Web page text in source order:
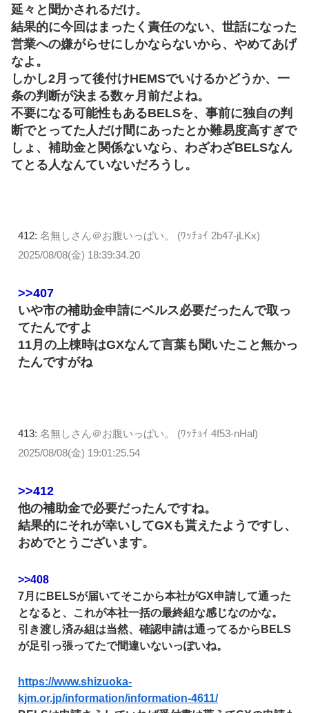
延々と聞かされるだけ。
結果的に今回はまったく責任のない、世話になった
営業への嫌がらせにしかならないから、やめてあげ
なよ。
しかし2月って後付けHEMSでいけるかどうか、一
条の判断が決まる数ヶ月前だよね。
不要になる可能性もあるBELSを、事前に独自の判
断でとってた人だけ間にあったとか難易度高すぎで
しょ、補助金と関係ないなら、わざわざBELSなん
てとる人なんていないだろうし。
412: 名無しさん＠お腹いっぱい。 (ﾜｯﾁｮｲ 2b47-jLKx)
2025/08/08(金) 18:39:34.20
>>407
いや市の補助金申請にベルス必要だったんで取っ
てたんですよ
11月の上棟時はGXなんて言葉も聞いたこと無かっ
たんですがね
413: 名無しさん＠お腹いっぱい。 (ﾜｯﾁｮｲ 4f53-nHal)
2025/08/08(金) 19:01:25.54
>>412
他の補助金で必要だったんですね。
結果的にそれが幸いしてGXも貰えたようですし、
おめでとうございます。
>>408
7月にBELSが届いてそこから本社がGX申請して通った
となると、これが本社一括の最終組な感じなのかな。
引き渡し済み組は当然、確認申請は通ってるからBELS
が足引っ張ってたで間違いないっぽいね。
https://www.shizuoka-
kjm.or.jp/information/information-4611/